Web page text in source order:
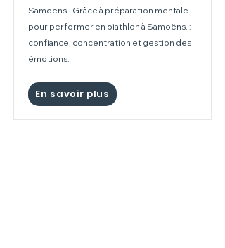
Samoëns.. Grâce à préparation mentale
pour performer en biathlon à Samoëns. :
confiance, concentration et gestion des
émotions.
En savoir plus